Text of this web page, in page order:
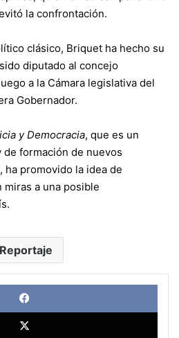
la confrontación.
clásico, Briquet ha hecho su
diputado al concejo
a la Cámara legislativa del
Gobernador.
y Democracia, que es un
formación de nuevos
ha promovido la idea de
a una posible
Reportaje
X